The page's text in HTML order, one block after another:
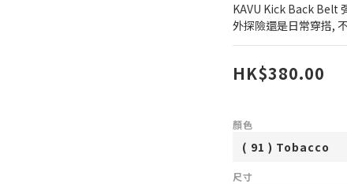
KAVU Kick Back Belt
外探險還是日常穿搭,
HK$380.00
顏色
尺寸